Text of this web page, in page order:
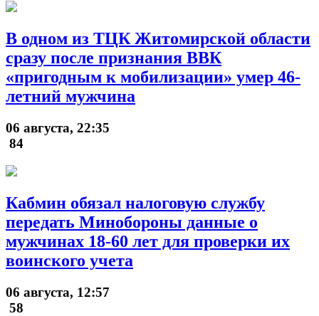
В одном из ТЦК Житомирской области
сразу после признания ВВК
«пригодным к мобилизации» умер 46-
летний мужчина
06 августа, 22:35
84
Кабмин обязал налоговую службу
передать Минобороны данные о
мужчинах 18-60 лет для проверки их
воинского учета
06 августа, 12:57
58